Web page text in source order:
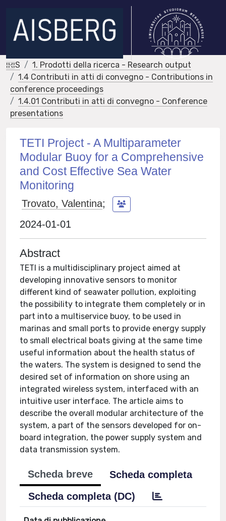
IRIS
1. Prodotti della ricerca - Research output
1.4 Contributi in atti di convegno - Contributions in
conference proceedings
1.4.01 Contributi in atti di convegno - Conference
presentations
TETI Project - A Multiparameter
Modular Buoy for a Comprehensive
and Cost Effective Sea Water
Monitoring
Trovato, Valentina;
2024-01-01
Abstract
TETI is a multidisciplinary project aimed at
developing innovative sensors to monitor
different kind of seawater pollution, exploiting
the possibility to integrate them completely or in
part into a multiservice buoy, to be used in
marinas and small ports to provide energy supply
to small electrical boats giving at the same time
useful information about the health status of
the waters. The system is designed to send the
desired set of information on shore using an
integrated wireless system, interfaced with an
intuitive user interface. The article aims to
describe the overall modular architecture of the
system, a part of the sensors developed for on-
board integration, the power supply system and
data transmission system.
Scheda breve
Scheda completa
Scheda completa (DC)